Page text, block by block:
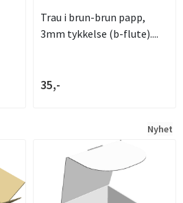
Trau i brun-brun papp,
3mm tykkelse (b-flute)....
35,-
Nyhet